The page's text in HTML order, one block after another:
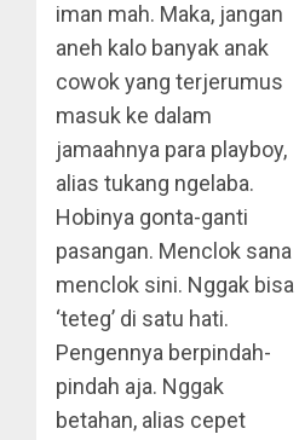
iman mah. Maka, jangan
aneh kalo banyak anak
cowok yang terjerumus
masuk ke dalam
jamaahnya para playboy,
alias tukang ngelaba.
Hobinya gonta-ganti
pasangan. Menclok sana
menclok sini. Nggak bisa
‘teteg’ di satu hati.
Pengennya berpindah-
pindah aja. Nggak
betahan, alias cepet